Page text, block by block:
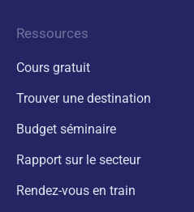
Ressources
Cours gratuit
Trouver une destination
Budget séminaire
Rapport sur le secteur
Rendez-vous en train